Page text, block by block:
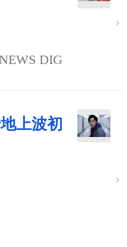
DIG
上波初